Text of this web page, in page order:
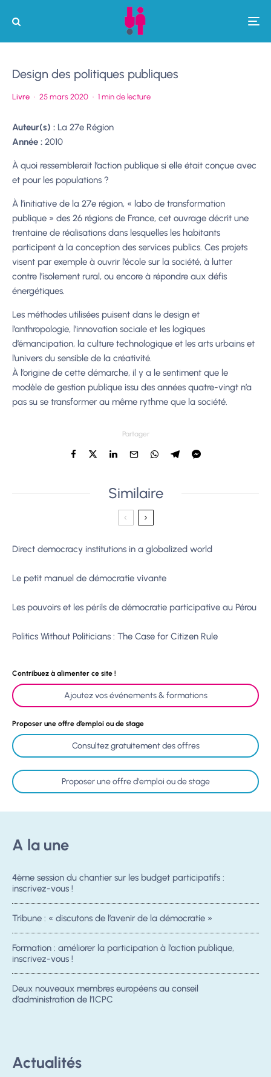
Design des politiques publiques
Livre · 25 mars 2020 · 1 min de lecture
Auteur(s) : La 27e Région
Année : 2010
À quoi ressemblerait l’action publique si elle était conçue avec
et pour les populations ?
À l’initiative de la 27e région, « labo de transformation
publique » des 26 régions de France, cet ouvrage décrit une
trentaine de réalisations dans lesquelles les habitants
participent à la conception des services publics. Ces projets
visent par exemple à ouvrir l’école sur la société, à lutter
contre l’isolement rural, ou encore à répondre aux défis
énergétiques.
Les méthodes utilisées puisent dans le design et
l’anthropologie, l’innovation sociale et les logiques
d’émancipation, la culture technologique et les arts urbains et
l’univers du sensible de la créativité.
À l’origine de cette démarche, il y a le sentiment que le
modèle de gestion publique issu des années quatre-vingt n’a
pas su se transformer au même rythme que la société.
Partager
Similaire
Direct democracy institutions in a globalized world
Le petit manuel de démocratie vivante
Les pouvoirs et les périls de démocratie participative au Pérou
Politics Without Politicians : The Case for Citizen Rule
Contribuez à alimenter ce site !
Ajoutez vos événements & formations
Proposer une offre d’emploi ou de stage
Consultez gratuitement des offres
Proposer une offre d'emploi ou de stage
A la une
4ème session du chantier sur les budget participatifs :
inscrivez-vous !
Tribune : « discutons de l’avenir de la démocratie »
Formation : améliorer la participation à l’action publique,
inscrivez-vous !
Deux nouveaux membres européens au conseil
d’administration de l’ICPC
Actualités